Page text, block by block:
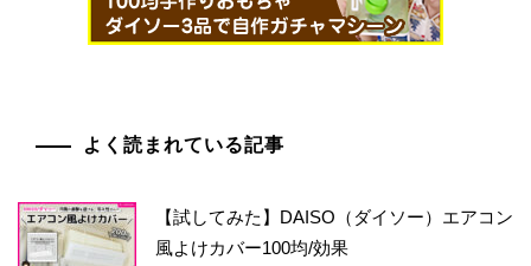
よく読まれている記事
【試してみた】DAISO（ダイソー）エアコン
風よけカバー100均/効果